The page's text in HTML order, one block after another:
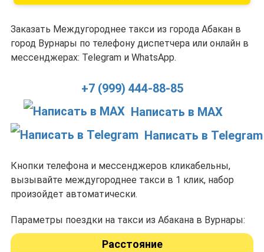
Заказать Междугороднее такси из города Абакан в
город Вурнары по телефону диспетчера или онлайн в
мессенджерах: Telegram и WhatsApp.
+7 (999) 444-88-85
Написать в MAX
Написать в Telegram
Кнопки телефона и мессенджеров кликабельны,
вызывайте междугороднее такси в 1 клик, набор
произойдет автоматически.
Параметры поездки на такси из Абакана в Вурнары:
Расстояние